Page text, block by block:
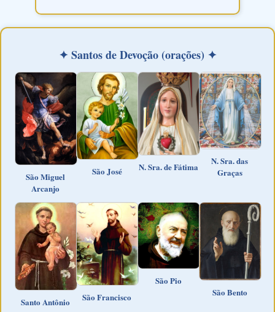
✦ Santos de Devoção (orações) ✦
São Miguel
Arcanjo
São José N. Sra. de Fátima
N. Sra. das
Graças
Santo Antônio São Francisco
São Pio
São Bento